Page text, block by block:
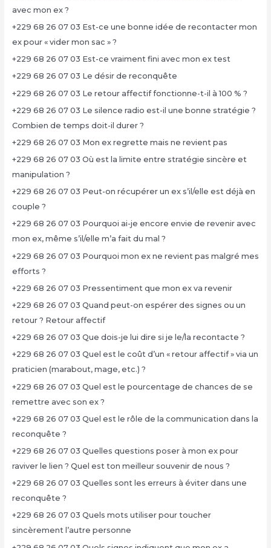
avec mon ex ?
+229 68 26 07 03 Est-ce une bonne idée de recontacter mon
ex pour « vider mon sac » ?
+229 68 26 07 03 Est-ce vraiment fini avec mon ex test
+229 68 26 07 03 Le désir de reconquête
+229 68 26 07 03 Le retour affectif fonctionne-t-il à 100 % ?
+229 68 26 07 03 Le silence radio est-il une bonne stratégie ?
Combien de temps doit-il durer ?
+229 68 26 07 03 Mon ex regrette mais ne revient pas
+229 68 26 07 03 Où est la limite entre stratégie sincère et
manipulation ?
+229 68 26 07 03 Peut-on récupérer un ex s’il/elle est déjà en
couple ?
+229 68 26 07 03 Pourquoi ai-je encore envie de revenir avec
mon ex, même s’il/elle m’a fait du mal ?
+229 68 26 07 03 Pourquoi mon ex ne revient pas malgré mes
efforts ?
+229 68 26 07 03 Pressentiment que mon ex va revenir
+229 68 26 07 03 Quand peut-on espérer des signes ou un
retour ? Retour affectif
+229 68 26 07 03 Que dois-je lui dire si je le/la recontacte ?
+229 68 26 07 03 Quel est le coût d’un « retour affectif » via un
praticien (marabout, mage, etc.) ?
+229 68 26 07 03 Quel est le pourcentage de chances de se
remettre avec son ex ?
+229 68 26 07 03 Quel est le rôle de la communication dans la
reconquête ?
+229 68 26 07 03 Quelles questions poser à mon ex pour
raviver le lien ? Quel est ton meilleur souvenir de nous ?
+229 68 26 07 03 Quelles sont les erreurs à éviter dans une
reconquête ?
+229 68 26 07 03 Quels mots utiliser pour toucher
sincèrement l’autre personne